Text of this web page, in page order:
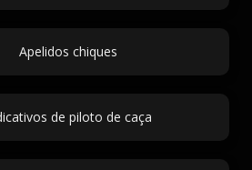
Apelidos chiques
de piloto de caça